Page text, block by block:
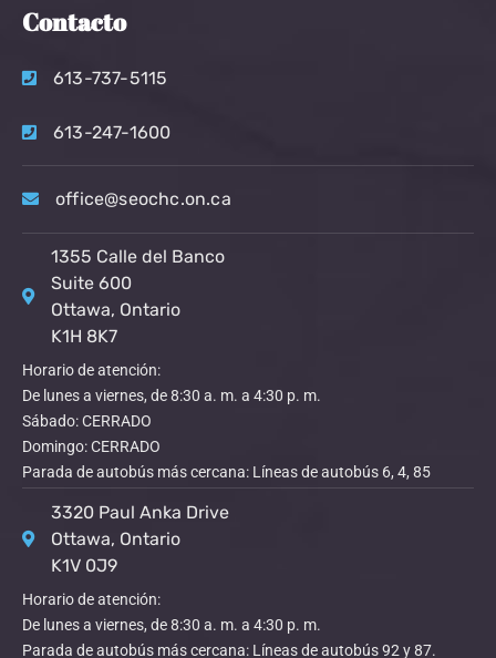
Contacto
613-737-5115
613-247-1600
office@seochc.on.ca
1355 Calle del Banco
Suite 600
Ottawa, Ontario
K1H 8K7
Horario de atención:
De lunes a viernes, de 8:30 a. m. a 4:30 p. m.
Sábado: CERRADO
Domingo: CERRADO
Parada de autobús más cercana: Líneas de autobús 6, 4, 85
3320 Paul Anka Drive
Ottawa, Ontario
K1V 0J9
Horario de atención:
De lunes a viernes, de 8:30 a. m. a 4:30 p. m.
Parada de autobús más cercana: Líneas de autobús 92 y 87.